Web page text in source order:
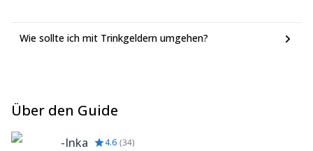
Gebühren können anfallen.
Wie sollte ich mit Trinkgeldern umgehen?
Über den Guide
-Inka 4.6 (34)